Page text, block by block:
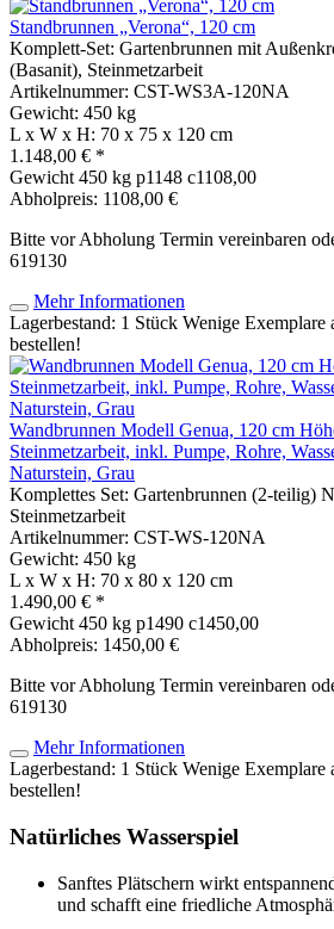
Standbrunnen „Verona“, 120 cm
Komplett-Set: Gartenbrunnen mit
(Basanit), Steinmetzarbeit
Artikelnummer: CST-WS3A-120NA
Gewicht: 450 kg
L x W x H: 70 x 75 x 120 cm
1.148,00 € *
Gewicht 450 kg p1148 c1108,00
Abholpreis: 1108,00 €
Bitte vor Abholung Termin vereinbaren
619130
Mehr Informationen
Lagerbestand: 1 Stück Wenige Exemplare
bestellen!
Wandbrunnen Modell Genua, 120 cm
Steinmetzarbeit, inkl. Pumpe, Rohre,
Naturstein, Grau
Komplettes Set: Gartenbrunnen (2-teilig)
Steinmetzarbeit
Artikelnummer: CST-WS-120NA
Gewicht: 450 kg
L x W x H: 70 x 80 x 120 cm
1.490,00 € *
Gewicht 450 kg p1490 c1450,00
Abholpreis: 1450,00 €
Bitte vor Abholung Termin vereinbaren
619130
Mehr Informationen
Lagerbestand: 1 Stück Wenige Exemplare
bestellen!
Natürliches Wasserspiel
Sanftes Plätschern wirkt
und schafft eine friedliche